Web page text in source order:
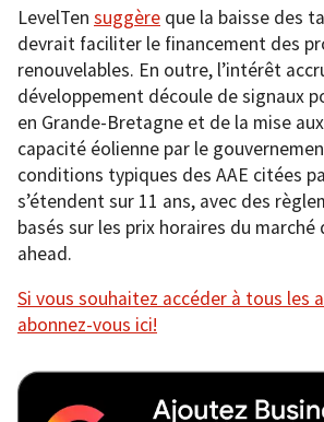
LevelTen suggère que la baisse des
devrait faciliter le financement des
renouvelables. En outre, l’intérêt
développement découle de signaux
en Grande-Bretagne et de la mise
capacité éolienne par le
conditions typiques des AAE citées
s’étendent sur 11 ans, avec des
basés sur les prix horaires du marché
ahead.
Si vous souhaitez accéder à tous les
abonnez-vous ici!